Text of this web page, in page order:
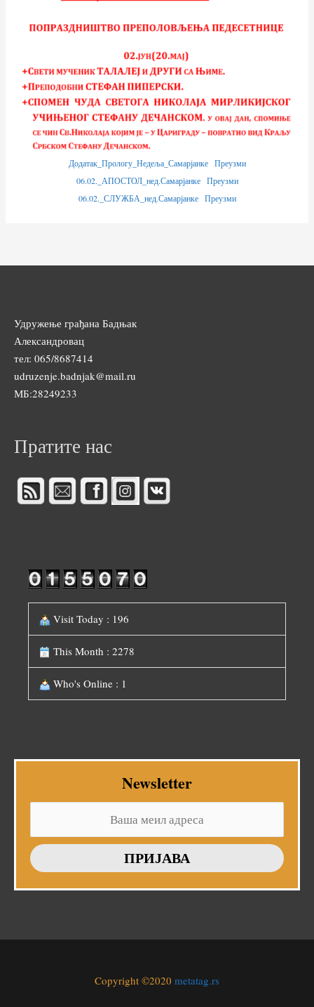
Додатак_Прологу_Недеља_Самарјанке Преузми
06.02._АПОСТОЛ_нед.Самарјанке Преузми
06.02._СЛУЖБА_нед.Самарјанке Преузми
Удружење грађана Бадњак
Александровац
тел: 065/8687414
udruzenje.badnjak@mail.ru
МБ:28249233
Пратите нас
Visit Today : 196
This Month : 2278
Who's Online : 1
Newsletter
Copyright ©2020 metatag.rs